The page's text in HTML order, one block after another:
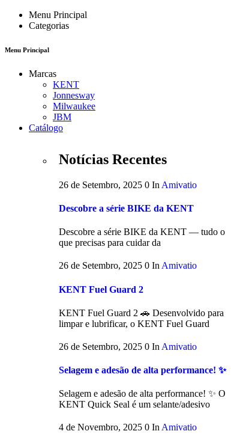
Menu Principal
Categorias
Menu Principal
Marcas
KENT
Jonnesway
Milwaukee
JBM
Catálogo
Notícias Recentes
26 de Setembro, 2025 0 In Amivatio
Descobre a série BIKE da KENT
Descobre a série BIKE da KENT — tudo o
que precisas para cuidar da
26 de Setembro, 2025 0 In Amivatio
KENT Fuel Guard 2
KENT Fuel Guard 2 🚗 Desenvolvido para
limpar e lubrificar, o KENT Fuel Guard
26 de Setembro, 2025 0 In Amivatio
Selagem e adesão de alta performance! ✨
Selagem e adesão de alta performance! ✨ O
KENT Quick Seal é um selante/adesivo
4 de Novembro, 2025 0 InAmivatio